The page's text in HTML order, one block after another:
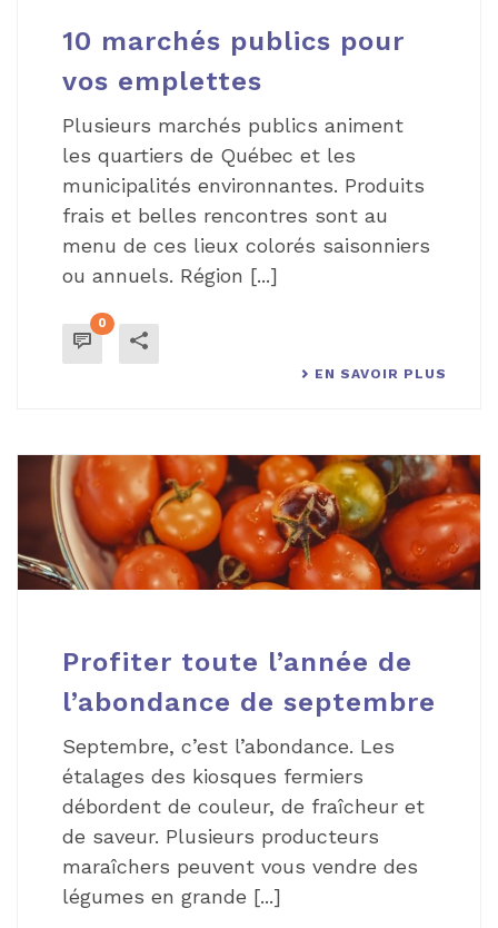
10 marchés publics pour
vos emplettes
Plusieurs marchés publics animent
les quartiers de Québec et les
municipalités environnantes. Produits
frais et belles rencontres sont au
menu de ces lieux colorés saisonniers
ou annuels. Région [...]
0
EN SAVOIR PLUS
Profiter toute l’année de
l’abondance de septembre
Septembre, c’est l’abondance. Les
étalages des kiosques fermiers
débordent de couleur, de fraîcheur et
de saveur. Plusieurs producteurs
maraîchers peuvent vous vendre des
légumes en grande [...]